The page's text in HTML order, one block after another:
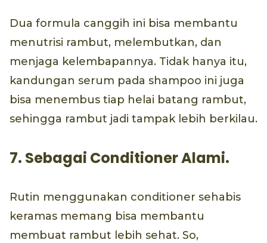
Dua formula canggih ini bisa membantu
menutrisi rambut, melembutkan, dan
menjaga kelembapannya. Tidak hanya itu,
kandungan serum pada shampoo ini juga
bisa menembus tiap helai batang rambut,
sehingga rambut jadi tampak lebih berkilau.
7. Sebagai Conditioner Alami.
Rutin menggunakan conditioner sehabis
keramas memang bisa membantu
membuat rambut lebih sehat. So,